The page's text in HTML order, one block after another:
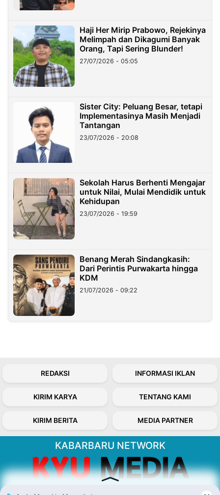
Haji Her Mirip Prabowo, Rejekinya
Melimpah dan Dikagumi Banyak
Orang, Tapi Sering Blunder!
27/07/2026 - 05:05
Sister City: Peluang Besar, tetapi
Implementasinya Masih Menjadi
Tantangan
23/07/2026 - 20:08
Sekolah Harus Berhenti Mengajar
untuk Nilai, Mulai Mendidik untuk
Kehidupan
23/07/2026 - 19:59
Benang Merah Sindangkasih:
Dari Perintis Purwakarta hingga
KDM
21/07/2026 - 09:22
REDAKSI INFORMASI IKLAN
KIRIM KARYA TENTANG KAMI
KIRIM BERITA MEDIA PARTNER
KABARBARU NETWORK